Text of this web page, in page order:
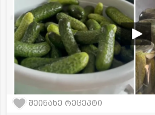
შეინახე რეცეპტი